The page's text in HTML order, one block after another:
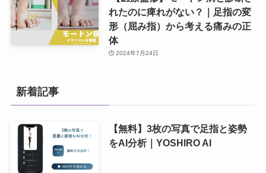
れたのに痺れがない？｜足指の変
形（屈み指）から考える痛みの正
体
2024年7月24日
新着記事
【無料】3枚の写真で足指と姿勢
をAI分析｜YOSHIRO AI